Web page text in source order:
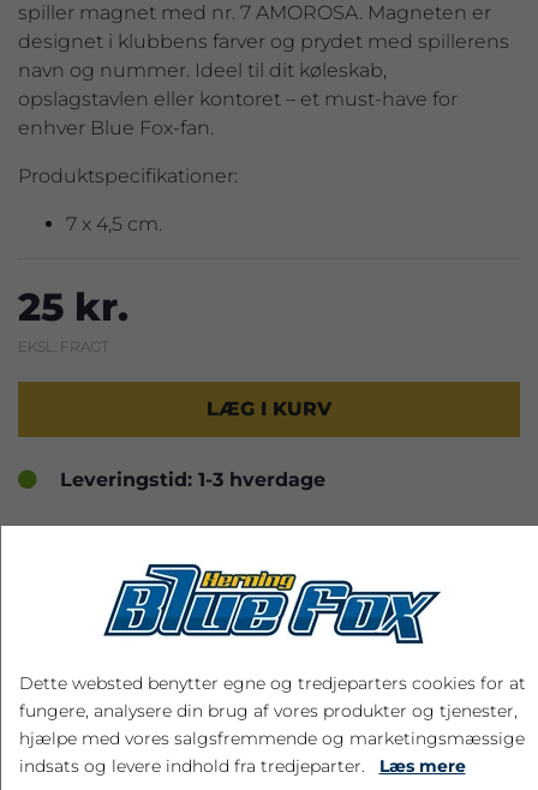
spiller magnet med nr. 7 AMOROSA. Magneten er
designet i klubbens farver og prydet med spillerens
navn og nummer. Ideel til dit køleskab,
opslagstavlen eller kontoret – et must-have for
enhver Blue Fox-fan.
Produktspecifikationer:
7 x 4,5 cm.
25 kr.
EKSL. FRAGT
LÆG I KURV
Leveringstid: 1-3 hverdage
RELATEREDE PRODUKTER
Dette websted benytter egne og tredjeparters cookies for at
fungere, analysere din brug af vores produkter og tjenester,
hjælpe med vores salgsfremmende og marketingsmæssige
indsats og levere indhold fra tredjeparter.
Læs mere